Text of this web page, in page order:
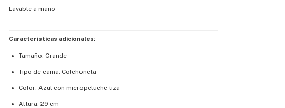
Lavable a mano
Características adicionales:
Tamaño: Grande
Tipo de cama: Colchoneta
Color: Azul con micropeluche tiza
Altura: 29 cm